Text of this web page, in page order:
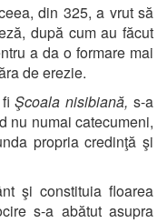
din 325, a vrut să
după cum au făcut
a da o formare mai
de erezie.
fiŞcoala nisibiană,s-a
nu numai catecumeni,
propria credinţă şi
şi constituia floarea
s-a abătut asupra